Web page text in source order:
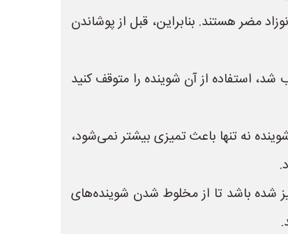
مضر هستند. بنابراین، قبل از پوشاندن
استفاده از آن شوینده را متوقف کنید
نه تنها باعث تمیزی بیشتر نمی‌شود،
شده باشد تا از مخلوط شدن شوینده‌های